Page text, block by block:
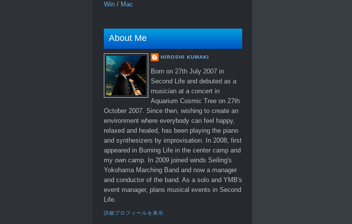
Win / Mac
About Me
HIROSHI KUMAKI
Born on 27th July 2007 in
Second Life and debuted as a
musician at a concert in
Aquarium Cosmic Tree on 27th
October 2007. Since then, wishing to create an
environment where everybody can feel happy,
relaxed and healed, has been playing the piano
and synthesizers by improvisation. In 2008, first
appeared in Burning Life in the center camp and
my own camp. In 2009 joined winds Seiling's
Yokohama Marching Band and now a manager
and conductor of the band. As a solo and YMB's
event manager, plans musical events in Second
Life.
詳細プロフィールを表示